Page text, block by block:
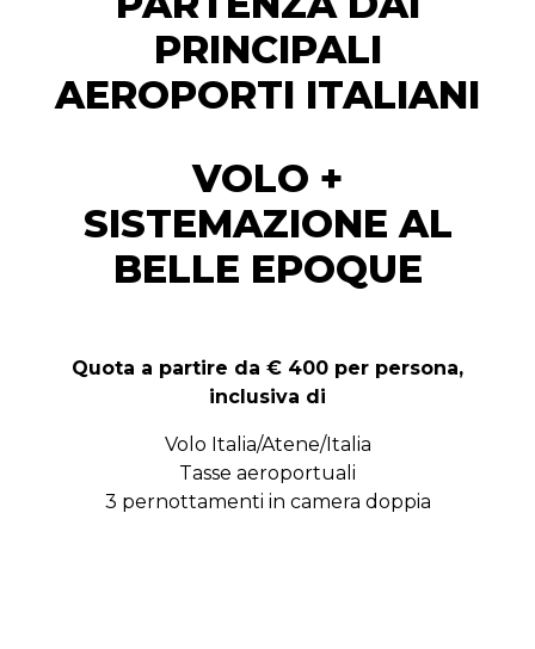
PRINCIPALI
AEROPORTI ITALIANI
VOLO +
SISTEMAZIONE AL
BELLE EPOQUE
Quota a partire da € 400 per persona,
inclusiva di
Volo Italia/Atene/Italia
Tasse aeroportuali
3 pernottamenti in camera doppia